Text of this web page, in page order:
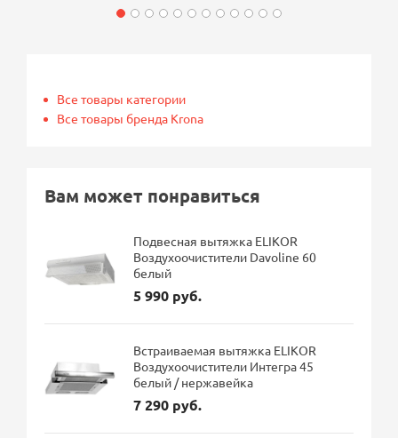
Все товары категории
Все товары бренда Krona
Вам может понравиться
Подвесная вытяжка ELIKOR
Воздухоочистители Davoline 60
белый
5 990 руб.
Встраиваемая вытяжка ELIKOR
Воздухоочистители Интегра 45
белый / нержавейка
7 290 руб.